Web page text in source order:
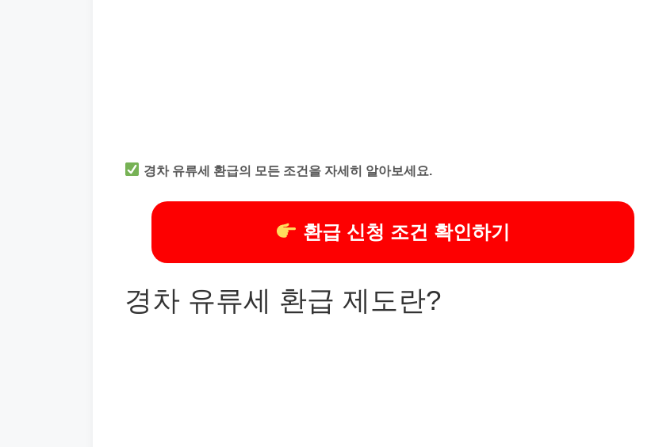
경차 유류세 환급의 모든 조건을 자세히 알아보세요.
환급 신청 조건 확인하기
경차 유류세 환급 제도란?